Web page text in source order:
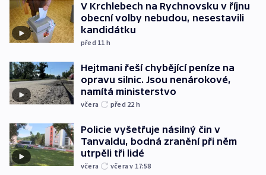
V Krchlebech na Rychnovsku v říjnu
obecní volby nebudou, nesestavili
kandidátku
před 11 h
Hejtmani řeší chybějící peníze na
opravu silnic. Jsou nenárokové,
namítá ministerstvo
včera před 22 h
Policie vyšetřuje násilný čin v
Tanvaldu, bodná zranění při něm
utrpěli tři lidé
včera včera v 17:58